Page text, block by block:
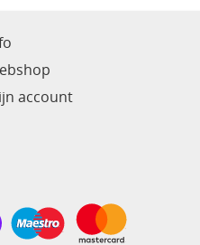
account